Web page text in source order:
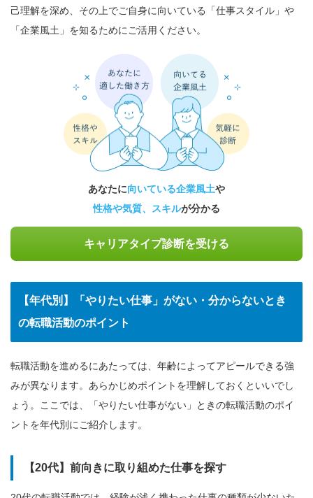
己理解を深め、その上でご自身に向いている「仕事スタイル」や
「企業風土」を知るためにご活用ください。
あなたに向いている企業風土や
性格や気質、スキルが分かる
キャリアタイプ診断を受ける
【年代別】「やりたい仕事」がない・分からないとき
の転職活動のポイント
転職活動を進めるにあたっては、年齢によってアピールできる強
みが異なります。あらかじめポイントを理解しておくといいでし
ょう。ここでは、「やりたい仕事がない」ときの転職活動のポイ
ントを年代別にご紹介します。
【20代】前向きに取り組めた仕事を探す